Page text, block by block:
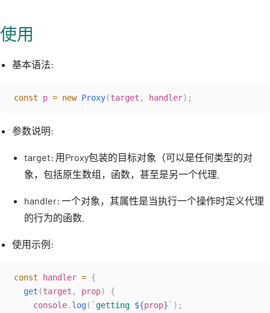
使用
基本语法:
const p = new Proxy(target , handler);
参数说明:
target: 用Proxy包装的目标对象（可以是任何类型的对
象，包括原生数组，函数，甚至是另一个代理.
handler: 一个对象，其属性是当执行一个操作时定义代理
的行为的函数.
使用示例:
const handler = {
get (target , prop)
{
console. log( `getting ${prop} ` );